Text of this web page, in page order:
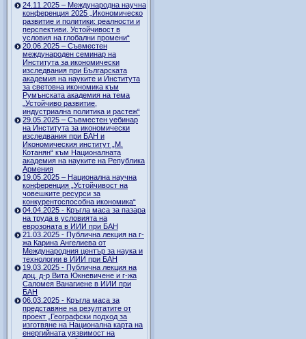
24.11.2025 – Международна научна
конференция 2025 „Икономическо
развитие и политики: реалности и
перспективи. Устойчивост в
условия на глобални промени“
20.06.2025 – Съвместен
международен семинар на
Института за икономически
изследвания при Българската
академия на науките и Института
за световна икономика към
Румънската академия на тема
„Устойчиво развитие,
индустриална политика и растеж“
29.05.2025 – Съвместен уебинар
на Института за икономически
изследвания при БАН и
Икономическия институт „М.
Котанян“ към Националната
академия на науките на Република
Армения
19.05.2025 – Национална научна
конференция „Устойчивост на
човешките ресурси за
конкурентоспособна икономика“
04.04.2025 - Кръгла маса за пазара
на труда в условията на
еврозоната в ИИИ при БАН
21.03.2025 - Публична лекция на г-
жа Карина Ангелиева от
Международния център за наука и
технологии в ИИИ при БАН
19.03.2025 - Публична лекция на
доц. д-р Вита Юкневичене и г-жа
Саломея Ванагиене в ИИИ при
БАН
06.03.2025 - Кръгла маса за
представяне на резултатите от
проект „Географски подход за
изготвяне на Национална карта на
енергийната уязвимост на